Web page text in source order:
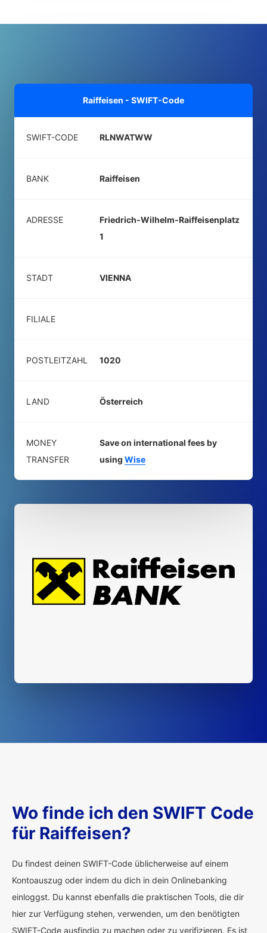
Raiffeisen - SWIFT-Code
SWIFT-CODE RLNWATWW
BANK Raiffeisen
ADRESSE
Friedrich-Wilhelm-Raiffeisenplatz
1
STADT VIENNA
FILIALE
POSTLEITZAHL 1020
LAND Österreich
MONEY
TRANSFER
Save on international fees by
using Wise
Wo finde ich den SWIFT Code
für Raiffeisen?
Du findest deinen SWIFT-Code üblicherweise auf einem
Kontoauszug oder indem du dich in dein Onlinebanking
einloggst. Du kannst ebenfalls die praktischen Tools, die dir
hier zur Verfügung stehen, verwenden, um den benötigten
SWIFT-Code ausfindig zu machen oder zu verifizieren. Es ist